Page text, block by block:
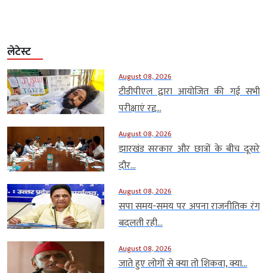
लेटेस्ट
August 08, 2026
टीडीपीएल द्वारा आयोजित की गई सभी
परीक्षाएं रद्द...
August 08, 2026
झारखंड सरकार और छात्रों के बीच दूसरे
दौर...
August 08, 2026
सपा समय-समय पर अपना राजनीतिक रंग
बदलती रही...
August 08, 2026
जाते हुए लोगों से क्या तो शिकवा, क्या...